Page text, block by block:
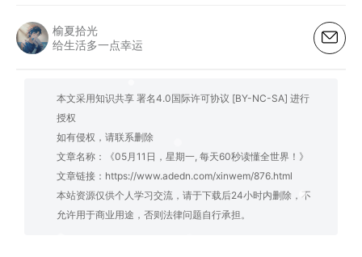
榆夏拾光
给生活多一点幸运
本文采用知识共享 署名4.0国际许可协议 [BY-NC-SA] 进行
授权
如有侵权，请联系删除
文章名称：《05月11日，星期一, 每天60秒读懂全世界！》
文章链接： https://www.adedn.com/xinwem/876.html
本站资源仅供个人学习交流，请于下载后24小时内删除，不
允许用于商业用途，否则法律问题自行承担。